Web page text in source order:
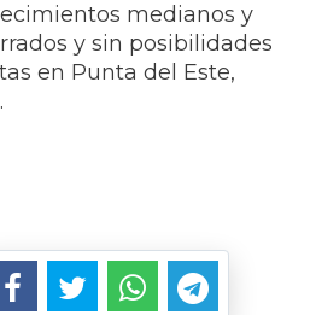
medianos y
y sin posibilidades
en Punta del Este,